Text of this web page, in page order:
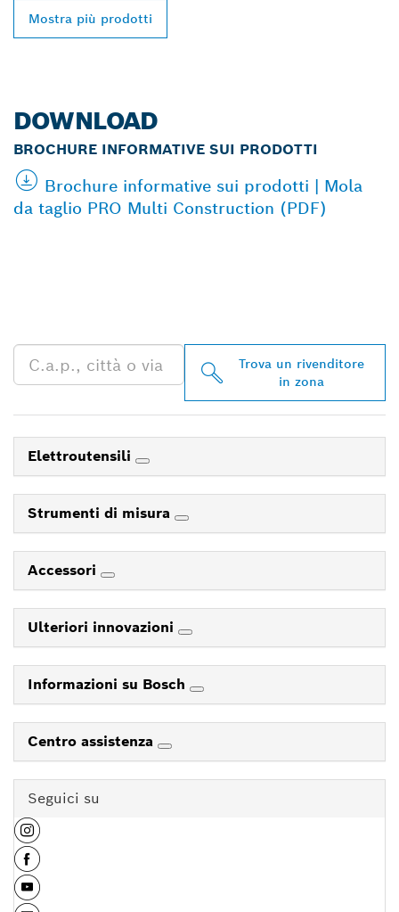
Mostra più prodotti
DOWNLOAD
BROCHURE INFORMATIVE SUI PRODOTTI
Brochure informative sui prodotti | Mola
da taglio PRO Multi Construction (PDF)
Trova un rivenditore
in zona
Elettroutensili
Strumenti di misura
Accessori
Ulteriori innovazioni
Informazioni su Bosch
Centro assistenza
Seguici su